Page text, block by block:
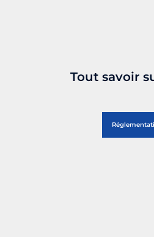
Tout savoir